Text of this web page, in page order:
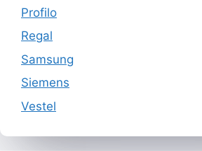
Profilo
Regal
Samsung
Siemens
Vestel